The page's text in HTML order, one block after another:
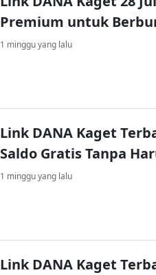
Premium untuk
1 minggu yang lalu
Link DANA Kaget
Saldo Gratis Tanpa
1 minggu yang lalu
Link DANA Kaget